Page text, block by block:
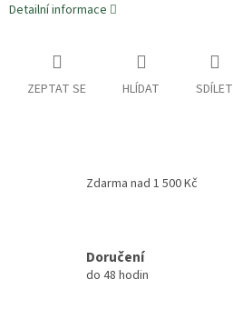
Detailní informace
ZEPTAT SE HLÍDAT SDÍLET
Zdarma nad 1 500 Kč
Doručení
do 48 hodin